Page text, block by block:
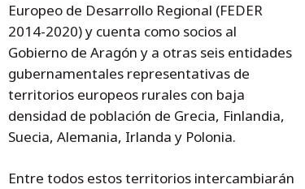
Europeo de Desarrollo Regional (FEDER
2014-2020) y cuenta como socios al
Gobierno de Aragón y a otras seis entidades
gubernamentales representativas de
territorios europeos rurales con baja
densidad de población de Grecia, Finlandia,
Suecia, Alemania, Irlanda y Polonia.
Entre todos estos territorios intercambiarán